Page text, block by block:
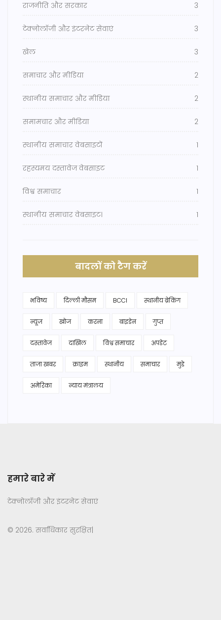
राजनीति और सरकार 3
टेक्नोलॉजी और इंटरनेट सेवाएं 3
खेल 3
समाचार और मीडिया 2
स्थानीय समाचार और मीडिया 2
समामचार और मीडिया 2
स्थानीय समाचार वेबसाइटों 1
रहस्यमय दस्तावेज वेबसाइट 1
विश्व समाचार 1
स्थानीय समाचार वेबसाइट। 1
बादलों को टैग करें
भविष्य दिल्ली मौसम BCCI स्थानीय ब्रेकिंग
न्यूज़ खोज करना बाइडेन गुप्त
दस्तावेज दाखिल विश्व समाचार अपडेट
ताजा खबर क्राइम स्थानीय समाचार मुद्दे
अमेरिका न्याय मंत्रालय
हमारे बारे में
टेक्नोलॉजी और इंटरनेट सेवाएं
© 2026. सर्वाधिकार सुरक्षित|